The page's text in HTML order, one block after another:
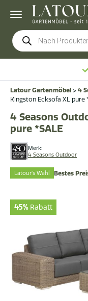
Products
search
Latour Gartenmöbel > 4
Kingston Ecksofa XL pure
Merk:
4 Seasons Outdoor
4 Seasons
pure *SALE
Latour's Wahl Bestes
45% Rabatt